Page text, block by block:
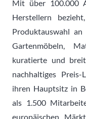
Mit über 100.000
Herstellern
Produktauswahl
Gartenmöbeln,
kuratierte und
nachhaltiges Preis-
ihren Hauptsitz in
als 1.500
europäischen